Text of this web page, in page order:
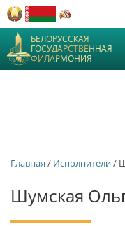
БЕЛОРУССКАЯ
ГОСУДАРСТВЕННАЯ
ФИЛАРМОНИЯ
Главная / Исполнители/
Шумская